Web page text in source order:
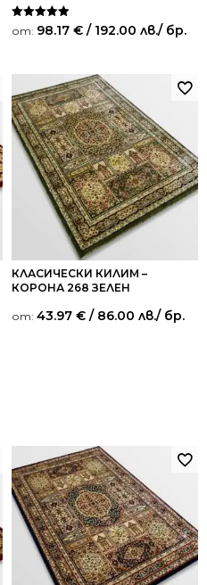
Оценено на
5.00
от: 98.17 € / 192.00 лв./ бр.
КЛАСИЧЕСКИ КИЛИМ –
КОРОНА 268 ЗЕЛЕН
от: 43.97 € / 86.00 лв./ бр.